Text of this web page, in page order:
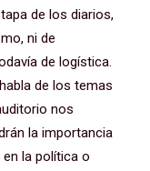
de los diarios,
ni de
de logística.
de los temas
nos
la importancia
la política o